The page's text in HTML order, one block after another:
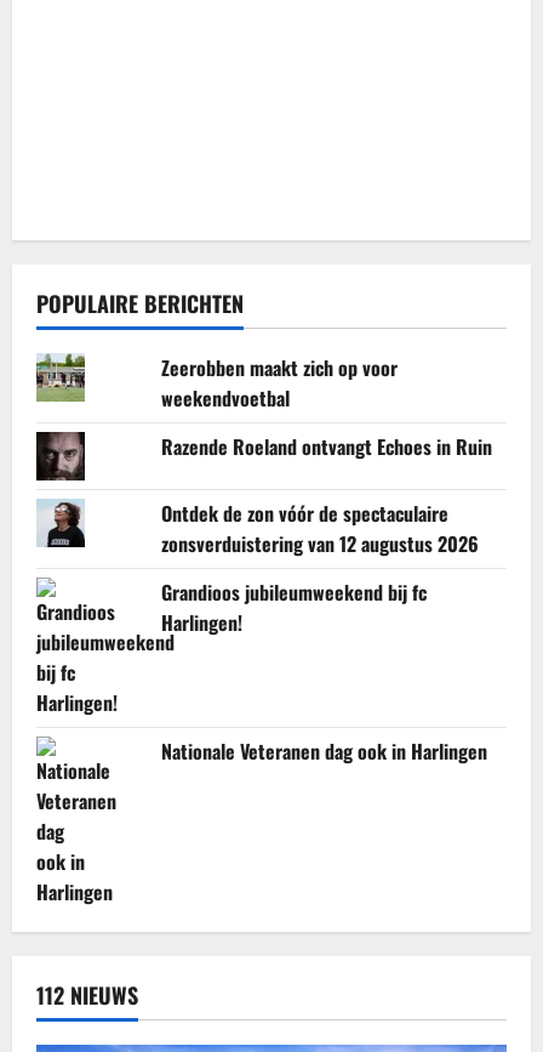
POPULAIRE BERICHTEN
Zeerobben maakt zich op voor
weekendvoetbal
Razende Roeland ontvangt Echoes in Ruin
Ontdek de zon vóór de spectaculaire
zonsverduistering van 12 augustus 2026
Grandioos jubileumweekend bij fc
Harlingen!
Nationale Veteranen dag ook in Harlingen
112 NIEUWS